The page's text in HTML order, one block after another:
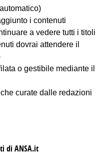
i contenuti
a vedere tutti i titoli
dovrai attendere il
o gestibile mediante il
curate dalle redazioni
di ANSA.it